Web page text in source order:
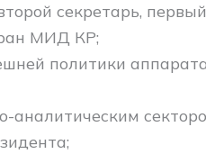
секретарь,
МИД КР;
политики